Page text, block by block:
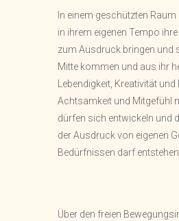
In einem geschützten Raum
in ihrem eigenen Tempo
zum Ausdruck bringen und
Mitte kommen und aus ihr
Lebendigkeit, Kreativität
Achtsamkeit und Mitgefühl
dürfen sich entwickeln und
der Ausdruck von eigenen
Bedürfnissen darf entstehen.
Über den freien